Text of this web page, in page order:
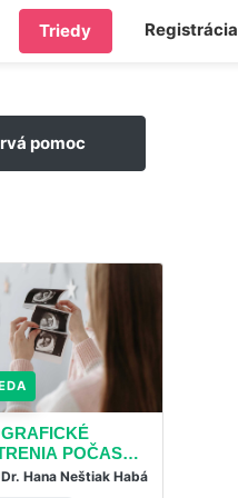
Triedy Registrácia
pomoc
POČAS
Hana Neštiak Habá